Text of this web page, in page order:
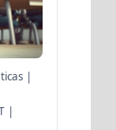
|
|